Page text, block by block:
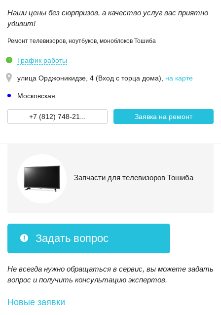
Наши цены без сюрпризов, а качество услуг вас приятно
удивит!
Ремонт телевизоров, ноутбуков, моноблоков Тошиба
График работы
улица Орджоникидзе, 4 (Вход с торца дома) на карте
Московская
+7 (812) 748-21... Заявка на ремонт
Запчасти для телевизоров Тошиба
Задать вопрос
Не всегда нужно обращаться в сервис, вы можете задать
вопрос и получить консультацию экспертов.
Новые заявки